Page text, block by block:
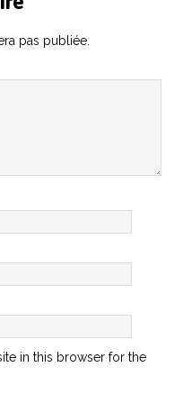
pas publiée.
in this browser for the